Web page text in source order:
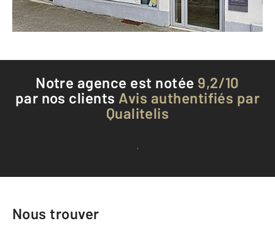
Téléphoner à l'agence
Notre agence est notée 9,2/10
par nos clients Avis authentifiés par
Qualitelis
Voir tous les avis clients
Nous trouver